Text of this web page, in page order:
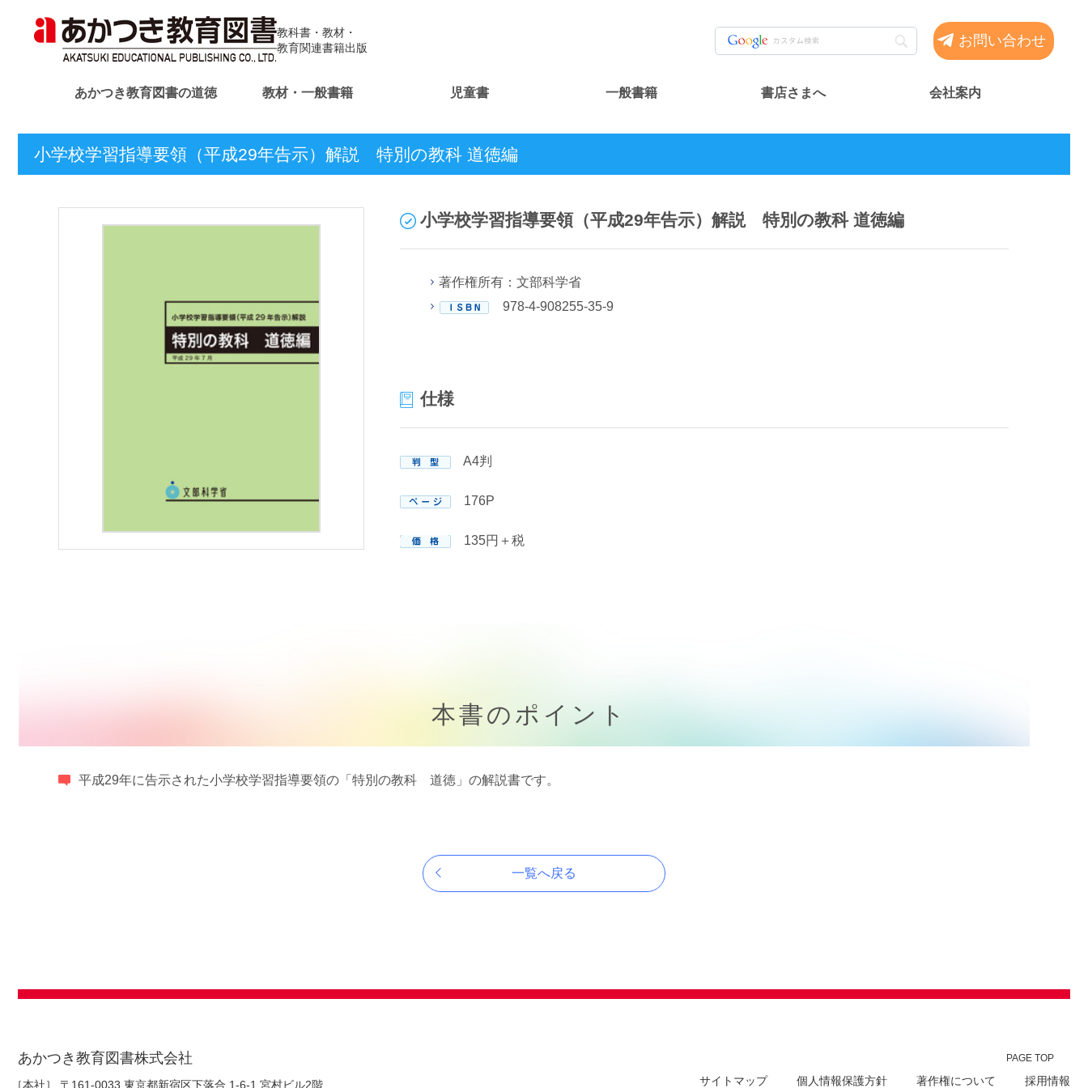
教科書・教材・
教育関連書籍出版
お問い合わせ
あかつき教育図書の道徳 教材・一般書籍 児童書 一般書籍 書店さまへ 会社案内
小学校学習指導要領（平成29年告示）解説 特別の教科 道徳編
小学校学習指導要領（平成29年告示）解説 特別の教科 道徳編
著作権所有：文部科学省
978-4-908255-35-9
仕様
A4判
176P
135円＋税
本書のポイント
平成29年に告示された小学校学習指導要領の「特別の教科 道徳」の解説書です。
一覧へ戻る
あかつき教育図書株式会社
［本社］ 〒161-0033 東京都新宿区下落合 1-6-1 宮村ビル2階
PAGE TOP
採用情報
著作権について
個人情報保護方針
サイトマップ